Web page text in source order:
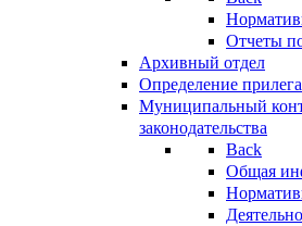
Отчеты
Архивный отдел
Определение
Муниципальный
законодательства
Back
Общая